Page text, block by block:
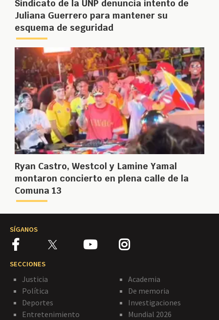
Sindicato de la UNP denuncia intento de
Juliana Guerrero para mantener su
esquema de seguridad
Ryan Castro, Westcol y Lamine Yamal
montaron concierto en plena calle de la
Comuna 13
SÍGANOS
SECCIONES
Justicia
Política
Deportes
Entretenimiento
Academia
De memoria
Investigaciones
Mundial 2026